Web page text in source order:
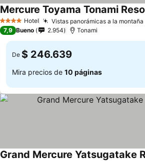
4 EstrellasHotel Vistas panorámicas a la
Mercure Toyama Tonami
7,9 Bueno 2.954 Tonami
De $ 246.639
Mira precios de 10 páginas
Grand Mercure Yatsugatake